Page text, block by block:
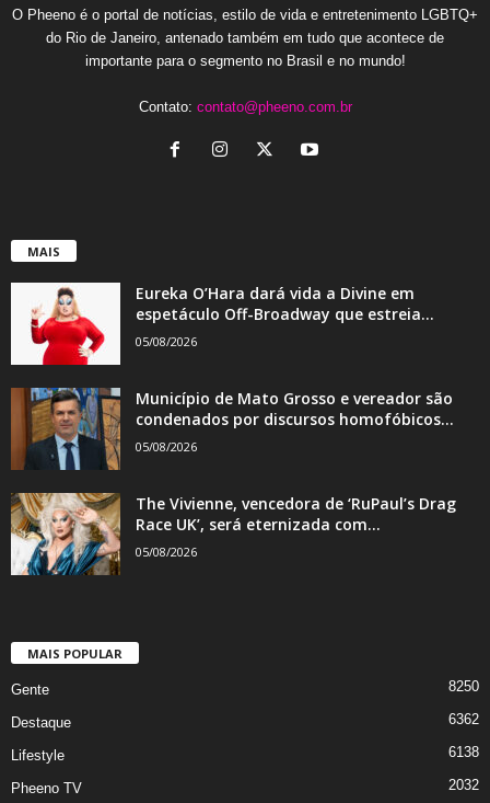
O Pheeno é o portal de notícias, estilo de vida e entretenimento LGBTQ+
do Rio de Janeiro, antenado também em tudo que acontece de
importante para o segmento no Brasil e no mundo!
Contato: contato@pheeno.com.br
MAIS
Eureka O’Hara dará vida a Divine em
espetáculo Off-Broadway que estreia...
05/08/2026
Município de Mato Grosso e vereador são
condenados por discursos homofóbicos...
05/08/2026
The Vivienne, vencedora de ‘RuPaul’s Drag
Race UK’, será eternizada com...
05/08/2026
MAIS POPULAR
Gente 8250
Destaque 6362
Lifestyle 6138
Pheeno TV 2032